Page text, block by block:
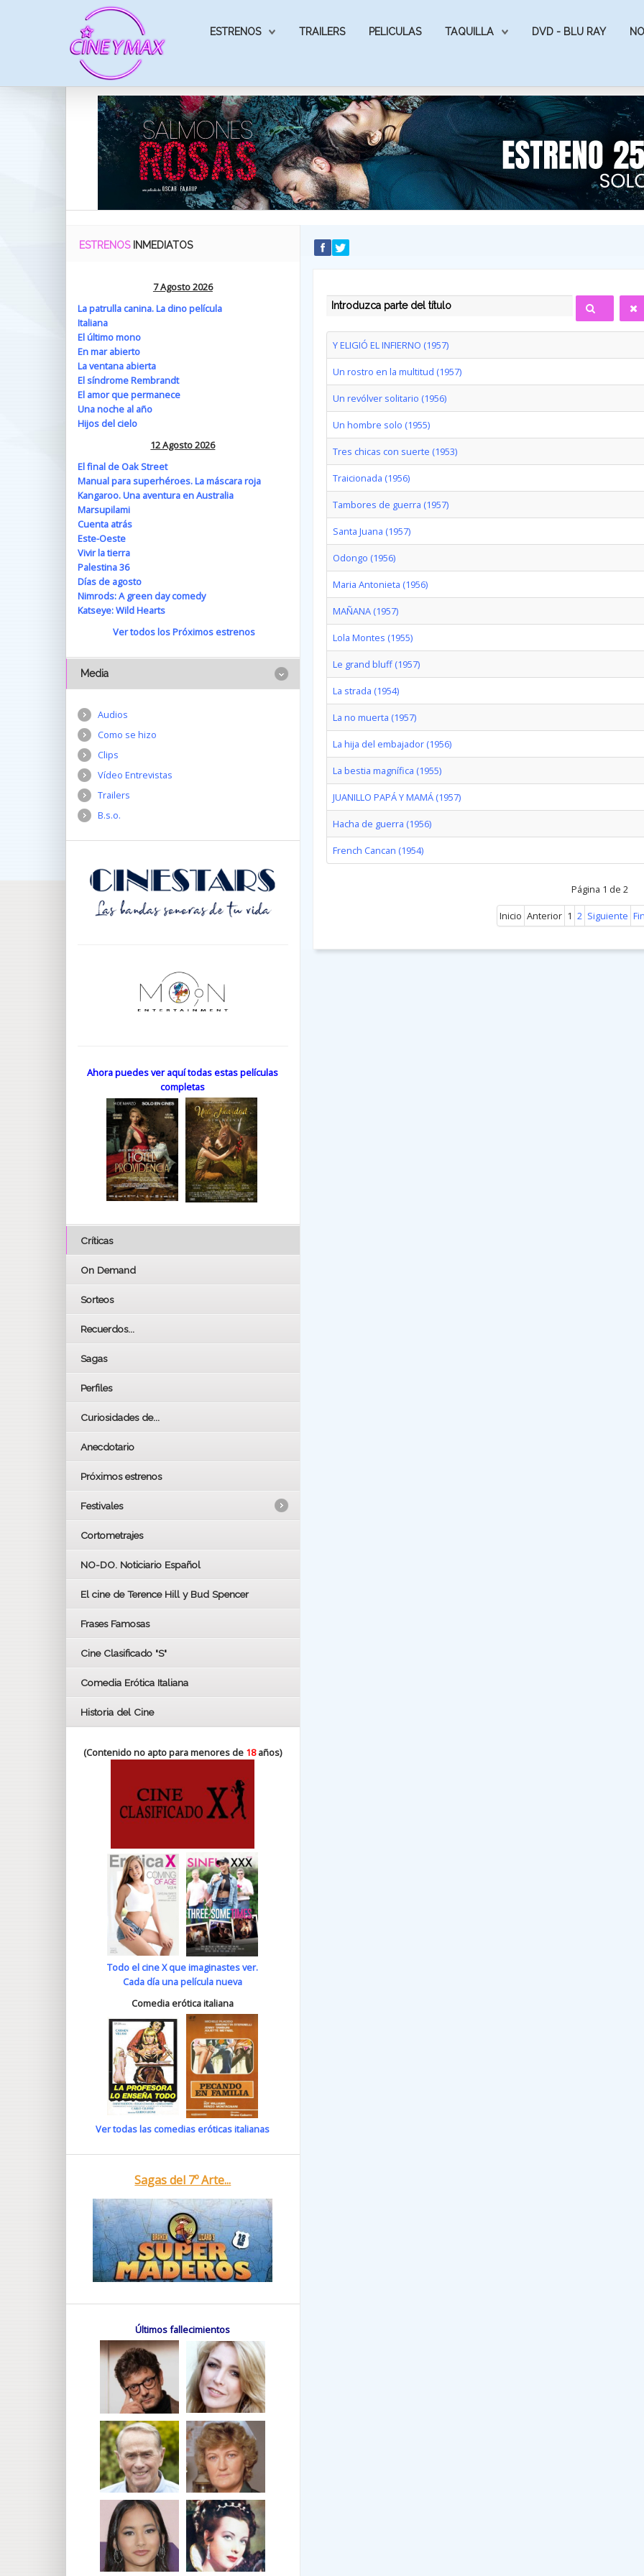
ESTRENOS TRAILERS PELICULAS TAQUILLA DVD - BLU RAY
INTRODUZCA PARTE DEL TÍTULO
Y ELIGIÓ EL INFIERNO (1957)
Un rostro en la multitud (1957)
Un revólver solitario (1956)
Un hombre solo (1955)
Tres chicas con suerte (1953)
Traicionada (1956)
Tambores de guerra (1957)
Santa Juana (1957)
Odongo (1956)
Maria Antonieta (1956)
MAÑANA (1957)
Lola Montes (1955)
Le grand bluff (1957)
La strada (1954)
La no muerta (1957)
La hija del embajador (1956)
La bestia magnífica (1955)
JUANILLO PAPÁ Y MAMÁ (1957)
Hacha de guerra (1956)
French Cancan (1954)
Página 1 de 2
Inicio Anterior 1 2 Siguiente
ESTRENOS INMEDIATOS
7 Agosto 2026
La patrulla canina. La dino película
Italiana
El último mono
En mar abierto
La ventana abierta
El síndrome Rembrandt
El amor que permanece
Una noche al año
Hijos del cielo
12 Agosto 2026
El final de Oak Street
Manual para superhéroes. La máscara roja
Kangaroo. Una aventura en Australia
Marsupilami
Cuenta atrás
Este-Oeste
Vivir la tierra
Palestina 36
Días de agosto
Nimrods: A green day comedy
Katseye: Wild Hearts
Ver todos los Próximos estrenos
Media
Audios
Como se hizo
Clips
Vídeo Entrevistas
Trailers
B.s.o.
Ahora puedes ver aquí todas estas películas
completas
Críticas
On Demand
Sorteos
Recuerdos...
Sagas
Perfiles
Curiosidades de...
Anecdotario
Próximos estrenos
Festivales
LOS OSCARS
BAFTA
Cortometrajes
NO-DO. Noticiario Español
El cine de Terence Hill y Bud Spencer
Frases Famosas
Cine Clasificado "S"
Comedia Erótica Italiana
Historia del Cine
(Contenido no apto para menores de 18años)
Todo el cine X que imaginastes ver.
Cada día una película nueva
Comedia erótica italiana
Ver todas las comedias eróticas italianas
Sagas del 7º Arte...
Últimos fallecimientos